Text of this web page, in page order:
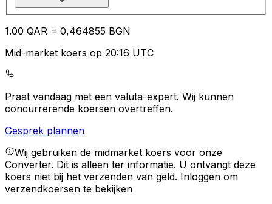
1.00 QAR = 0,464855 BGN
Mid-market koers op 20:16 UTC
Praat vandaag met een valuta-expert. Wij kunnen
concurrerende koersen overtreffen.
Gesprek plannen
Wij gebruiken de midmarket koers voor onze
Converter. Dit is alleen ter informatie. U ontvangt deze
koers niet bij het verzenden van geld. Inloggen om
verzendkoersen te bekijken